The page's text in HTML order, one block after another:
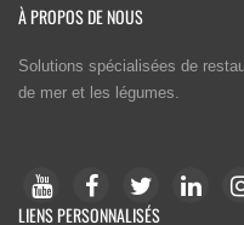
À PROPOS DE NOUS
Solutions spécialisées de
de mer et les légumes.
LIENS PERSONNALISÉS